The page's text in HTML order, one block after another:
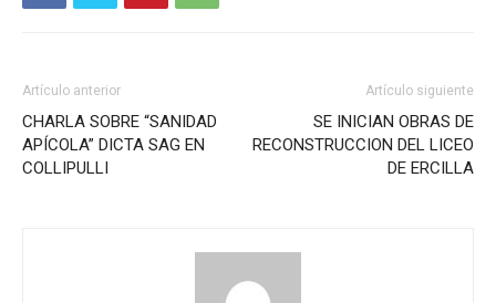
Artículo anterior
CHARLA SOBRE “SANIDAD
APÍCOLA” DICTA SAG EN
COLLIPULLI
Artículo siguiente
SE INICIAN OBRAS DE
RECONSTRUCCION DEL LICEO
DE ERCILLA